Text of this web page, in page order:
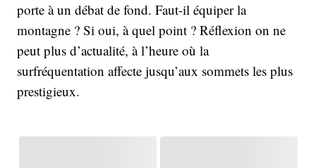
porte à un débat de fond. Faut-il équiper la
montagne ? Si oui, à quel point ? Réflexion on ne
peut plus d’actualité, à l’heure où la
surfréquentation affecte jusqu’aux sommets les plus
prestigieux.